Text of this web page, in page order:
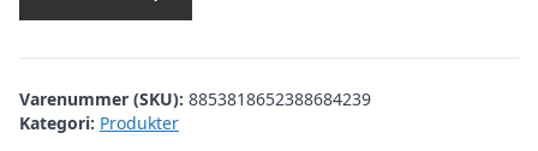
Varenummer (SKU): 8853818652388684239
Kategori: Produkter